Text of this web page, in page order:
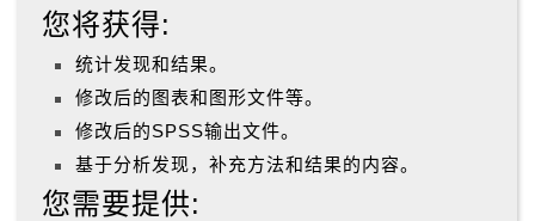
您将获得:
统计发现和结果。
修改后的图表和图形文件等。
修改后的SPSS输出文件。
基于分析发现，补充方法和结果的内容。
您需要提供: